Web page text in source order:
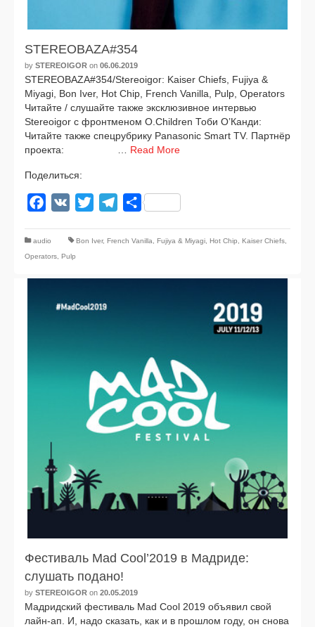
STEREOBAZA#354
by STEREOIGOR on 06.06.2019
STEREOBAZA#354/Stereoigor: Kaiser Chiefs, Fujiya &
Miyagi, Bon Iver, Hot Chip, French Vanilla, Pulp, Operators
Читайте / слу­шай­те так­же экс­клю­зив­ное интер­вью
Stereoigor с фронт­ме­ном O.Children Тоби О’Канди:
Читайте так­же спец­руб­ри­ку Panasonic Smart TV. Партнёр
про­ек­та: … Read More
Поделиться:
Facebook
VK Twitter TelegramОтправить
audio Bon Iver, French Vanilla Fujiya & Miyagi Hot Chip Kaiser Chiefs
Operators Pulp
Фестиваль Mad Cool’2019 в Мадриде:
слушать подано!
by STEREOIGOR on 20.05.2019
Мадридский фести­валь Mad Cool 2019 объ­явил свой
лайн-ап. И, надо ска­зать, как и в про­шлом году, он сно­ва